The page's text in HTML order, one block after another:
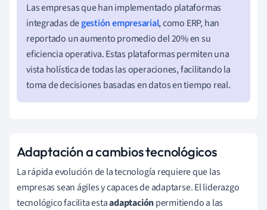
Las empresas que han implementado plataformas
integradas degestión empresarial, como ERP, han
reportado un aumento promedio del 20% en su
eficiencia operativa. Estas plataformas permiten una
vista holística de todas las operaciones, facilitando la
toma de decisiones basadas en datos en tiempo real.
Adaptación a cambios tecnológicos
La rápida evolución de la tecnología requiere que las
empresas sean ágiles y capaces de adaptarse. El liderazgo
tecnológico facilita estaadaptaciónpermitiendo a las